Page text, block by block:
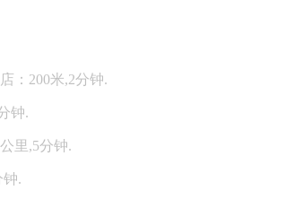
：200米,2分钟.
钟.
里,5分钟.
钟.